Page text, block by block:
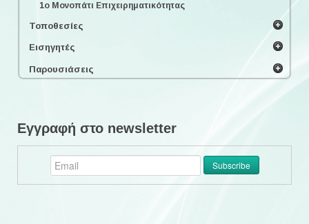
1o Μονοπάτι Επιχειρηματικότητας
Τοποθεσίες
Εισηγητές
Παρουσιάσεις
Εγγραφή στο newsletter